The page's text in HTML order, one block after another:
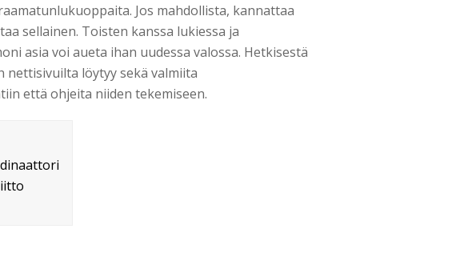
Jos mahdollista, kannattaa
sellainen. Toisten kanssa lukiessa ja
asia voi aueta ihan uudessa valossa. Hetkisestä
nettisivuilta löytyy sekä valmiita
että ohjeita niiden tekemiseen.